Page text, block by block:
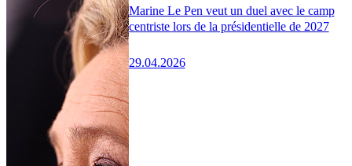
Marine Le Pen veut un duel avec le camp
centriste lors de la présidentielle de 2027
29.04.2026